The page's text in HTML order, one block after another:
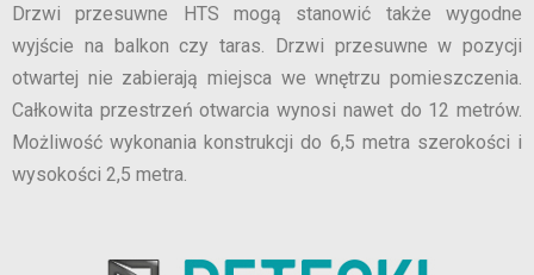
Drzwi przesuwne HTS mogą stanowić także wygodne
wyjście na balkon czy taras. Drzwi przesuwne w pozycji
otwartej nie zabierają miejsca we wnętrzu pomieszczenia.
Całkowita przestrzeń otwarcia wynosi nawet do 12 metrów.
Możliwość wykonania konstrukcji do 6,5 metra szerokości i
wysokości 2,5 metra.